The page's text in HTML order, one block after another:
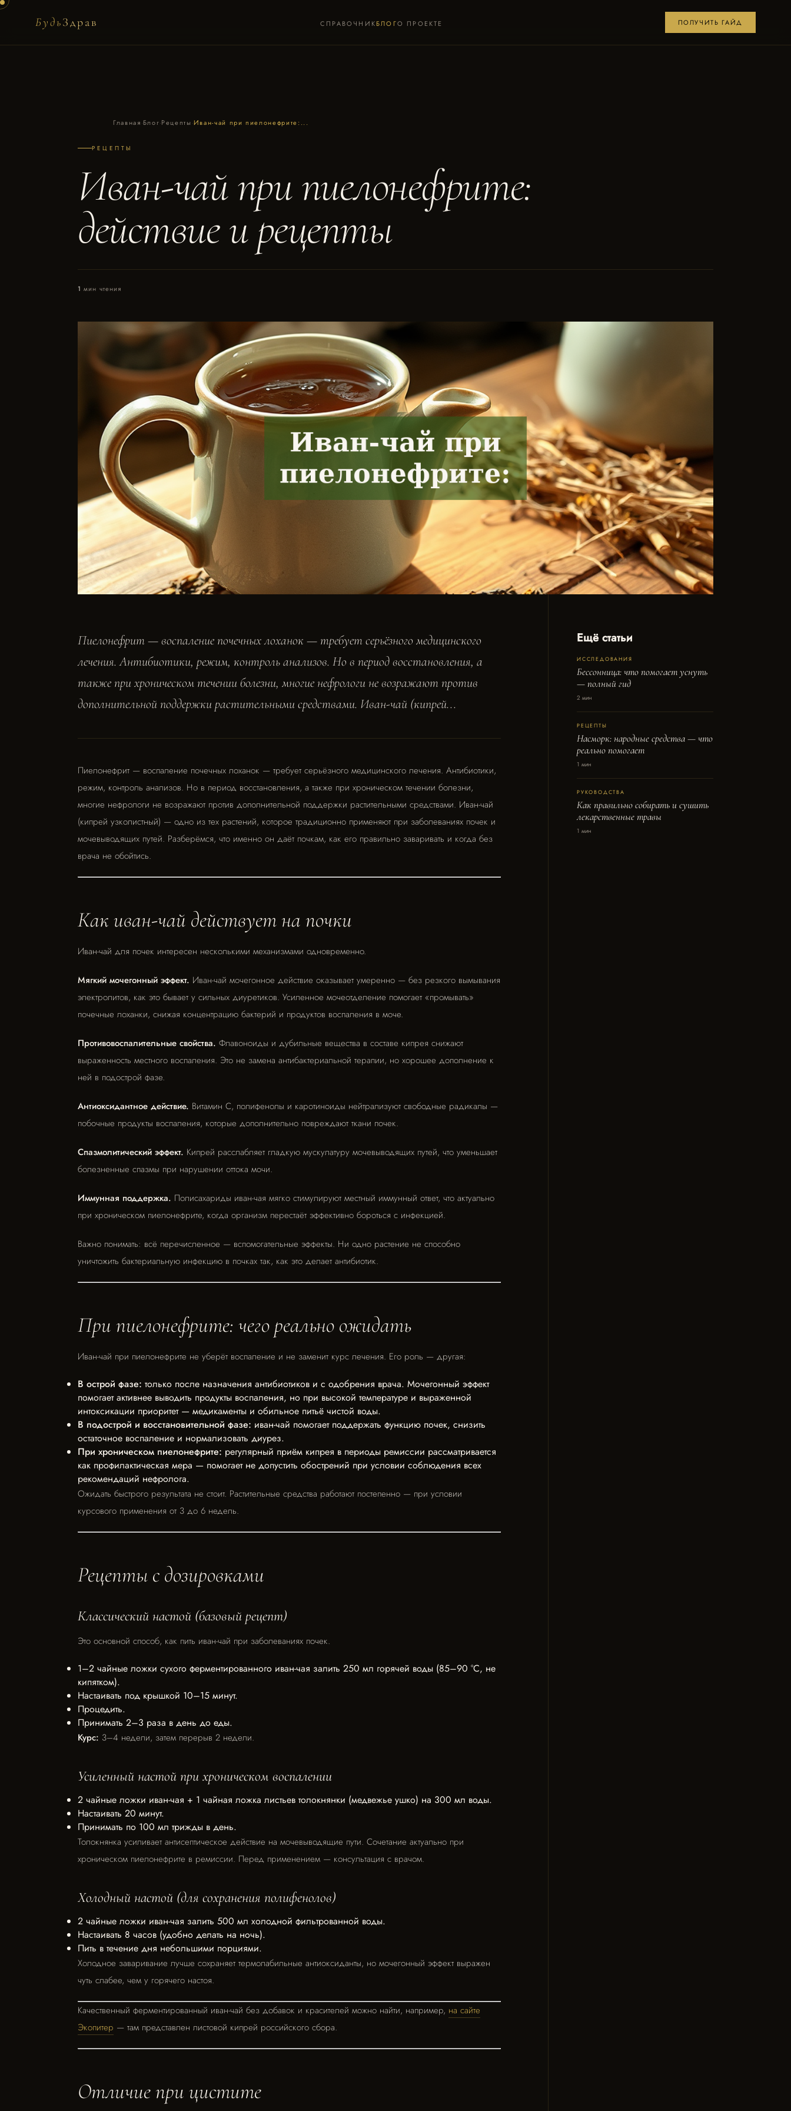
БудьЗдрав СПРАВОЧНИКБЛОГО ПРОЕКТЕ ПОЛУЧИТЬ ГАЙД
Главная·Блог·Рецепты·Иван-чай при пиелонефрите:...
РЕЦЕПТЫ
Иван-чай при пиелонефрите:
действие и рецепты
1 мин чтения
Пиелонефрит — воспаление почечных лоханок — требует серьёзного медицинского
лечения. Антибиотики, режим, контроль анализов. Но в период восстановления, а
также при хроническом течении болезни, многие нефрологи не возражают против
дополнительной поддержки растительными средствами. Иван-чай (кипрей...
Пиелонефрит — воспаление почечных лоханок — требует серьёзного медицинского лечения. Антибиотики,
режим, контроль анализов. Но в период восстановления, а также при хроническом течении болезни,
многие нефрологи не возражают против дополнительной поддержки растительными средствами. Иван-чай
(кипрей узколистный) — одно из тех растений, которое традиционно применяют при заболеваниях почек и
мочевыводящих путей. Разберёмся, что именно он даёт почкам, как его правильно заваривать и когда без
врача не обойтись.
Как иван-чай действует на почки
Иван-чай для почек интересен несколькими механизмами одновременно.
Мягкий мочегонный эффект. Иван-чай мочегонное действие оказывает умеренно — без резкого вымывания
электролитов, как это бывает у сильных диуретиков. Усиленное мочеотделение помогает «промывать»
почечные лоханки, снижая концентрацию бактерий и продуктов воспаления в моче.
Противовоспалительные свойства. Флавоноиды и дубильные вещества в составе кипрея снижают
выраженность местного воспаления. Это не замена антибактериальной терапии, но хорошее дополнение к
ней в подострой фазе.
Антиоксидантное действие. Витамин C, полифенолы и каротиноиды нейтрализуют свободные радикалы —
побочные продукты воспаления, которые дополнительно повреждают ткани почек.
Спазмолитический эффект. Кипрей расслабляет гладкую мускулатуру мочевыводящих путей, что уменьшает
болезненные спазмы при нарушении оттока мочи.
Иммунная поддержка. Полисахариды иван-чая мягко стимулируют местный иммунный ответ, что актуально
при хроническом пиелонефрите, когда организм перестаёт эффективно бороться с инфекцией.
Важно понимать: всё перечисленное — вспомогательные эффекты. Ни одно растение не способно
уничтожить бактериальную инфекцию в почках так, как это делает антибиотик.
При пиелонефрите: чего реально ожидать
Иван-чай при пиелонефрите не уберёт воспаление и не заменит курс лечения. Его роль — другая:
В острой фазе: только после назначения антибиотиков и с одобрения врача. Мочегонный эффект
помогает активнее выводить продукты воспаления, но при высокой температуре и выраженной
интоксикации приоритет — медикаменты и обильное питьё чистой воды.
В подострой и восстановительной фазе: иван-чай помогает поддержать функцию почек, снизить
остаточное воспаление и нормализовать диурез.
При хроническом пиелонефрите: регулярный приём кипрея в периоды ремиссии рассматривается
как профилактическая мера — помогает не допустить обострений при условии соблюдения всех
рекомендаций нефролога.
Ожидать быстрого результата не стоит. Растительные средства работают постепенно — при условии
курсового применения от 3 до 6 недель.
Рецепты с дозировками
Классический настой (базовый рецепт)
Это основной способ, как пить иван-чай при заболеваниях почек.
1–2 чайные ложки сухого ферментированного иван-чая залить 250 мл горячей воды (85–90 °C, не
кипятком).
Настаивать под крышкой 10–15 минут.
Процедить.
Принимать 2–3 раза в день до еды.
Курс: 3–4 недели, затем перерыв 2 недели.
Усиленный настой при хроническом воспалении
2 чайные ложки иван-чая + 1 чайная ложка листьев толокнянки (медвежье ушко) на 300 мл воды.
Настаивать 20 минут.
Принимать по 100 мл трижды в день.
Толокнянка усиливает антисептическое действие на мочевыводящие пути. Сочетание актуально при
хроническом пиелонефрите в ремиссии. Перед применением — консультация с врачом.
Холодный настой (для сохранения полифенолов)
2 чайные ложки иван-чая залить 500 мл холодной фильтрованной воды.
Настаивать 8 часов (удобно делать на ночь).
Пить в течение дня небольшими порциями.
Холодное заваривание лучше сохраняет термолабильные антиоксиданты, но мочегонный эффект выражен
чуть слабее, чем у горячего настоя.
Качественный ферментированный иван-чай без добавок и красителей можно найти, например, на сайте
Экопитер — там представлен листовой кипрей российского сбора.
Отличие при цистите
Ещё статьи
ИССЛЕДОВАНИЯ
Бессонница: что помогает уснуть
— полный гид
2 мин
РЕЦЕПТЫ
Насморк: народные средства — что
реально помогает
1 мин
РУКОВОДСТВА
Как правильно собирать и сушить
лекарственные травы
1 мин